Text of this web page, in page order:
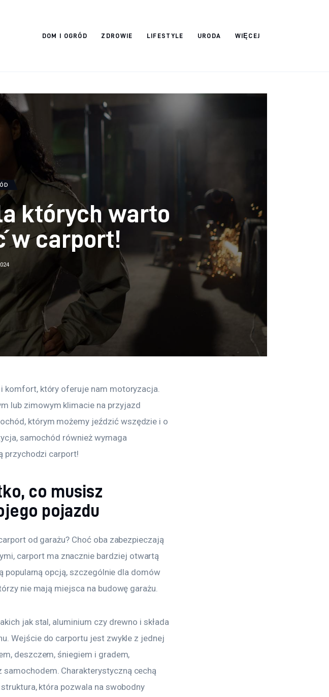
DOM I OGRÓD ZDROWIE LIFESTYLE URODA WIĘCEJ
których warto
w carport!
komfort, który oferuje nam motoryzacja.
lub zimowym klimacie na przyjazd
którym możemy jeździć wszędzie i o
samochód również wymaga
przychodzi carport!
co musisz
pojazdu
od garażu? Choć oba zabezpieczają
carport ma znacznie bardziej otwartą
popularną opcją, szczególnie dla domów
nie mają miejsca na budowę garażu.
jak stal, aluminium czy drewno i składa
Wejście do carportu jest zwykle z jednej
deszczem, śniegiem i gradem,
Charakterystyczną cechą
która pozwala na swobodny